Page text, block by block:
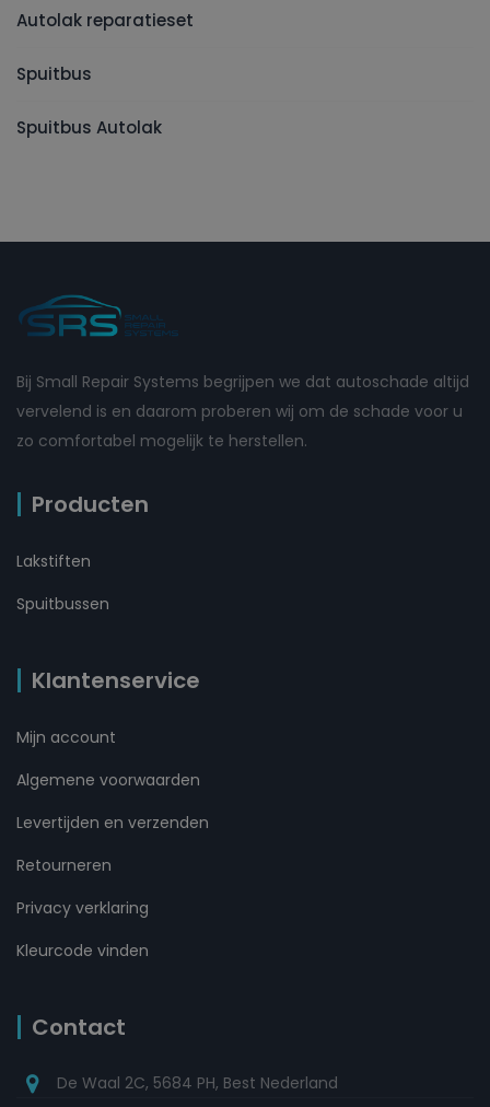
Autolak reparatieset
Spuitbus
Spuitbus Autolak
Bij Small Repair Systems begrijpen we dat autoschade altijd
vervelend is en daarom proberen wij om de schade voor u
zo comfortabel mogelijk te herstellen.
Producten
Lakstiften
Spuitbussen
Klantenservice
Mijn account
Algemene voorwaarden
Levertijden en verzenden
Retourneren
Privacy verklaring
Kleurcode vinden
Contact
De Waal 2C, 5684 PH, Best Nederland